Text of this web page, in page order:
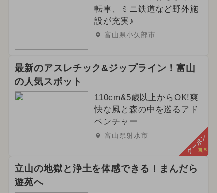
転車、ミニ鉄道など野外施
設が充実♪
富山県小矢部市
最新のアスレチック&ジップライン！富山
の人気スポット
110cm&5歳以上からOK!爽
快な風と森の中を巡るアド
ベンチャー
富山県射水市 クーポン
立山の地獄と浄土を体感できる！まんだら
遊苑へ